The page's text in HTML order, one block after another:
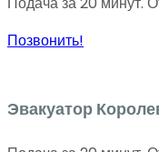
Позвонить!
Эвакуатор